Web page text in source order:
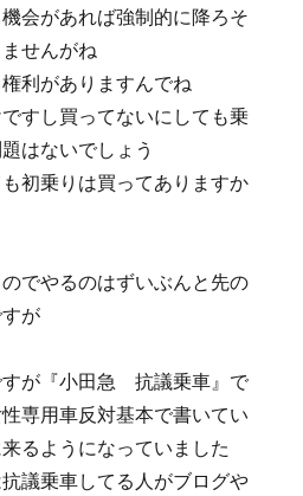
会があれば強制的に降ろそ
せんがね
利がありますんでね
すし買ってないにしても乗
はないでしょう
初乗りは買ってありますか
でやるのはずいぶんと先の
が
すが『小田急 抗議乗車』で
専用車反対基本で書いてい
るようになっていました
議乗車してる人がブログや